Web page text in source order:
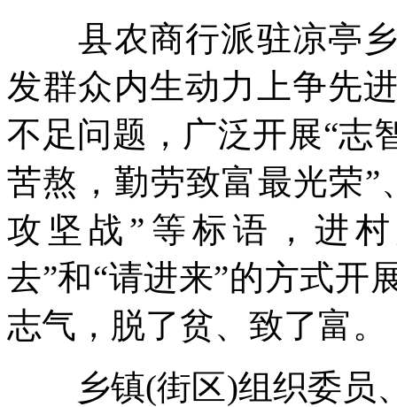
县农商行派驻凉亭乡
发群众内生动力上争先
不足问题，广泛开展“志
苦熬，勤劳致富最光荣
攻坚战”等标语，进
去”和“请进来”的方式开
志气，脱了贫、致了富。
乡镇(街区)组织委员